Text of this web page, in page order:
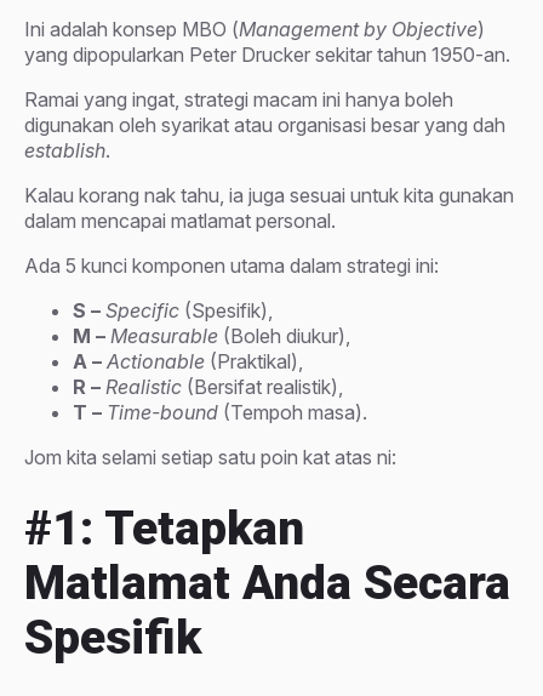
Ini adalah konsep MBO (Management by Objective)
yang dipopularkan Peter Drucker sekitar tahun 1950-an.
Ramai yang ingat, strategi macam ini hanya boleh
digunakan oleh syarikat atau organisasi besar yang dah
establish.
Kalau korang nak tahu, ia juga sesuai untuk kita gunakan
dalam mencapai matlamat personal.
Ada 5 kunci komponen utama dalam strategi ini:
S – Specific (Spesifik),
M – Measurable (Boleh diukur),
A – Actionable (Praktikal),
R – Realistic (Bersifat realistik),
T – Time-bound (Tempoh masa).
Jom kita selami setiap satu poin kat atas ni:
#1: Tetapkan
Matlamat Anda Secara
Spesifik